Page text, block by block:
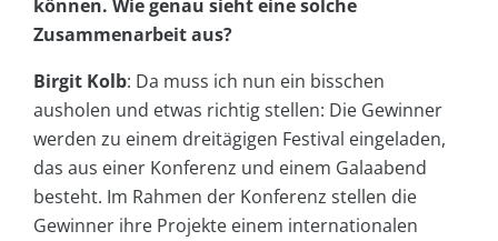
können. Wie genau sieht eine solche
Zusammenarbeit aus?
Birgit Kolb: Da muss ich nun ein bisschen
ausholen und etwas richtig stellen: Die Gewinner
werden zu einem dreitägigen Festival eingeladen,
das aus einer Konferenz und einem Galaabend
besteht. Im Rahmen der Konferenz stellen die
Gewinner ihre Projekte einem internationalen